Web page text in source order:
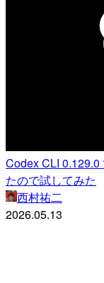
Codex CLI 0.129.0
たので試してみた
西村祐二
2026.05.13